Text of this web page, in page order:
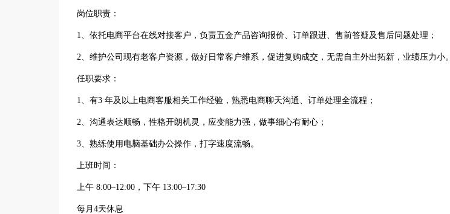
岗位职责：
1、依托电商平台在线对接客户，负责五金产品咨询报价、订单跟进、售前答疑及售后问题处理；
2、维护公司现有老客户资源，做好日常客户维系，促进复购成交，无需自主外出拓新，业绩压力小。
任职要求：
1、有3 年及以上电商客服相关工作经验，熟悉电商聊天沟通、订单处理全流程；
2、沟通表达顺畅，性格开朗机灵，应变能力强，做事细心有耐心；
3、熟练使用电脑基础办公操作，打字速度流畅。
上班时间：
上午 8:00–12:00，下午 13:00–17:30
每月4天休息